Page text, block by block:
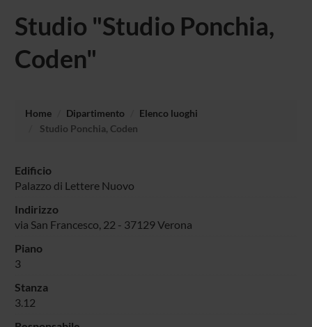
Studio "Studio Ponchia,
Coden"
Home Dipartimento
Elenco luoghi
Studio Ponchia, Coden
Edificio
Palazzo di Lettere Nuovo
Indirizzo
via San Francesco, 22 - 37129 Verona
Piano
3
Stanza
3.12